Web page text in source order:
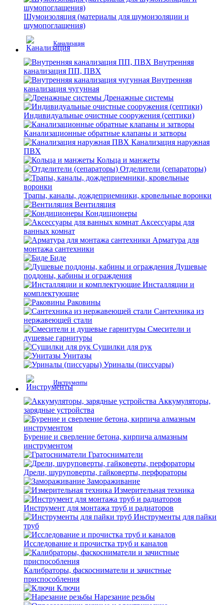
Шумоизоляция (материалы для шумоизоляции и
шумопоглащения)
Канализация
Внутренняя
канализация ПП, ПВХ
Внутренняя
канализация чугунная
Дренажные системы
Индивидуальные очистные сооружения (септики)
Канализационные обратные клапаны и затворы
Канализация наружная
ПВХ
Кольца и манжеты
Отделители (сепараторы)
Трапы, каналы, дождеприемники, кровельные воронки
Вентиляция
Кондиционеры
Аксессуары для
ванных комнат
Арматура для
монтажа сантехники
Биде
Душевые
поддоны, кабины и ограждения
Инсталляции и
комплектующие
Раковины
Сантехника из
нержавеющей стали
Смесители и
душевые гарнитуры
Сушилки для рук
Унитазы
Уриналы (писсуары)
Инструменты
Аккумуляторы,
зарядные устройства
Бурение и сверление бетона, кирпича алмазным
инструментом
Гратосниматели
Дрели, шуруповерты, гайковерты, перфораторы
Замораживание
Измерительная техника
Инструмент для монтажа труб и радиаторов
Инструменты для пайки
труб
Исследование и прочистка труб и каналов
Калибраторы, фаскосниматели и зачистные
приспособления
Ключи
Нарезание резьбы